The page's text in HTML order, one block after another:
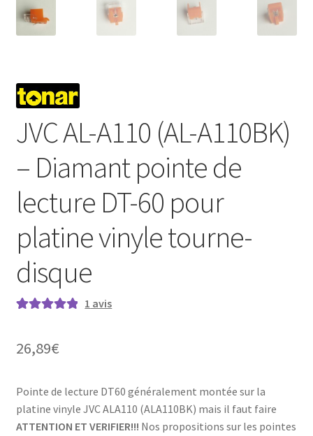
JVC AL-A110 (AL-A110BK)
– Diamant pointe de
lecture DT-60 pour
platine vinyle tourne-
disque
notation
1 avis
26,89€
Pointe de lecture DT60 généralement montée sur la
platine vinyle JVC ALA110 (ALA110BK) mais il faut faire
ATTENTION ET VERIFIER!!! Nos propositions sur les pointes